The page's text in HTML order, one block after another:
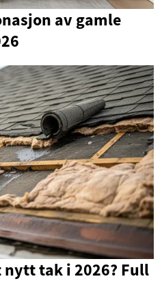
av gamle
tak i 2026? Full